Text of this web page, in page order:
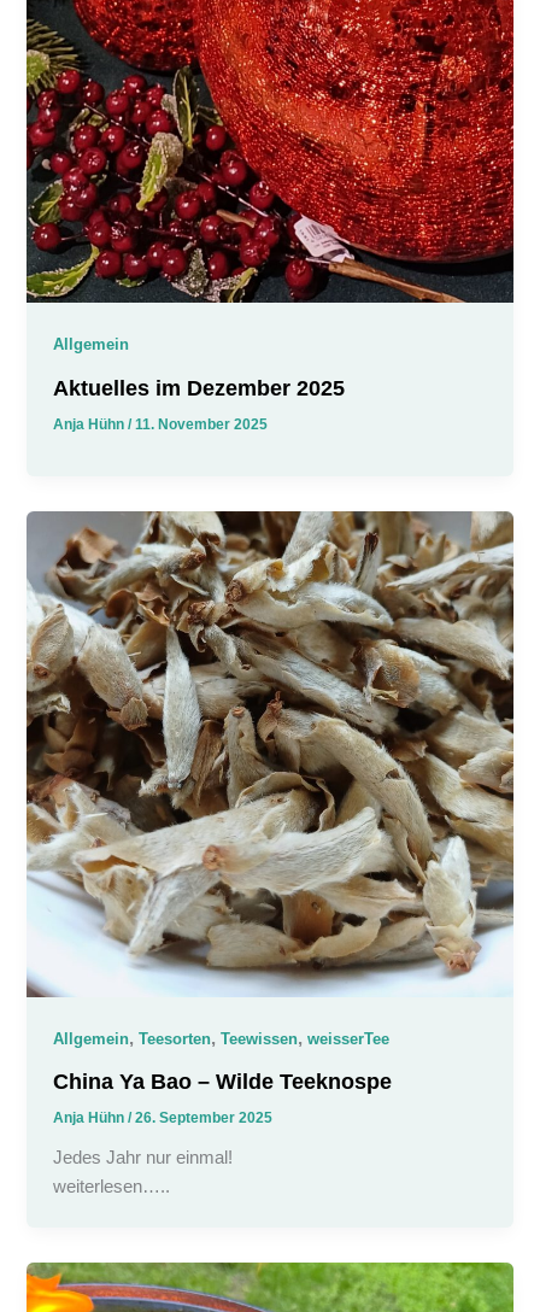
Allgemein
Aktuelles im Dezember 2025
Anja Hühn/11. November 2025
Allgemein,Teesorten,Teewissen,weisserTee
China Ya Bao – Wilde Teeknospe
Anja Hühn/26. September 2025
Jedes Jahr nur einmal!
weiterlesen…..